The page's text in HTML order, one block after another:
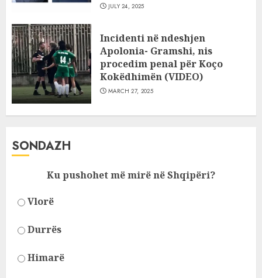
JULY 24, 2025
Incidenti në ndeshjen
Apolonia- Gramshi, nis
procedim penal për Koço
Kokëdhimën (VIDEO)
MARCH 27, 2025
SONDAZH
Ku pushohet më mirë në Shqipëri?
Vlorë
Durrës
Himarë